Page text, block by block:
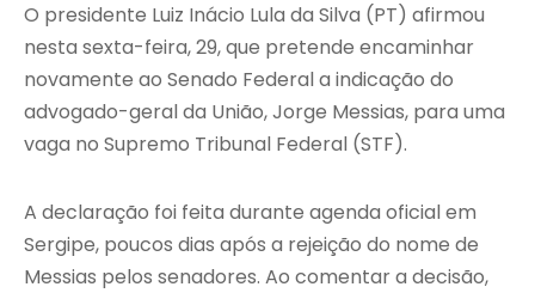
O presidente Luiz Inácio Lula da Silva (PT) afirmou
nesta sexta-feira, 29, que pretende encaminhar
novamente ao Senado Federal a indicação do
advogado-geral da União, Jorge Messias, para uma
vaga no Supremo Tribunal Federal (STF).
A declaração foi feita durante agenda oficial em
Sergipe, poucos dias após a rejeição do nome de
Messias pelos senadores. Ao comentar a decisão,